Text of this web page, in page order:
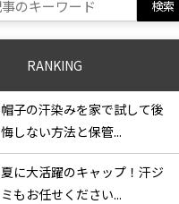
RANKING
帽子の汗染みを家で試して後
悔しない方法と保管...
夏に大活躍のキャップ！汗ジ
ミもお任せください...